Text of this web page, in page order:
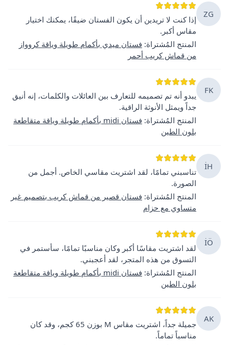
ZG
إذا كنت لا تريدين أن يكون الفستان ضيقًا، يمكنك اختيار
مقاس أكبر.
المنتج المُشتراة: فستان ميدي بأكمام طويلة وياقة كروواز
من قماش كريب أحمر
FK
يبدو أنه تم تصميمه للتعارف بين العائلات والكلمات، إنه أنيق
جداً ويمثل الأنوثة الراقية.
المنتج المُشتراة:
فستان midi بأكمام طويلة وياقة متقاطعة
بلون الطين
İH
تناسبني تمامًا، لقد اشتريت مقاسي الخاص. أجمل من
الصورة.
المنتج المُشتراة: فستان قصير من قماش كريب بتصميم غير
متساوي مع حزام
İÖ
لقد اشتريت مقاسًا أكبر وكان مناسبًا تمامًا، سأستمر في
التسوق من هذه المتجر، لقد أعجبني.
المنتج المُشتراة:
فستان midi بأكمام طويلة وياقة متقاطعة
بلون الطين
AK
جميلة جداً، اشتريت مقاس M بوزن 65 كجم، وقد كان
مناسباً تماماً.